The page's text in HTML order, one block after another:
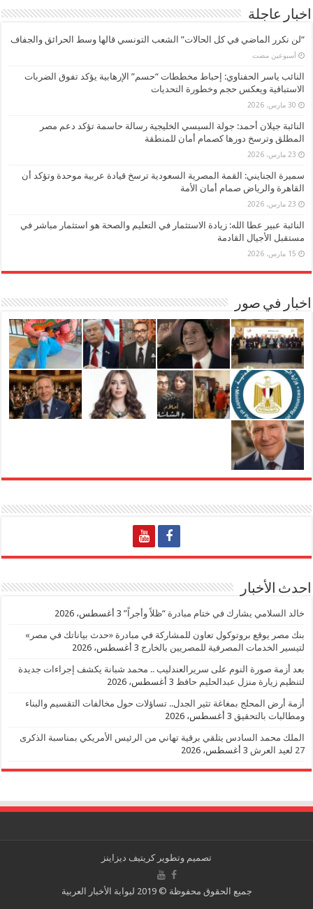
اخبار عاجلة
“لن نكرر الماضي في كل الحالات” الشعب التونسي قالها وسط الحرائق والجفاف
‏أسبوعين مضت
النائب ياسر الحفناوي: إحباط مخططات “حسم” الإرهابية يؤكد تفوق الضربات
الاستباقية ويعكس حجم وخطورة التحديات
30 مارس، 2026
النائبة جيلان أحمد: جولة السيسي الخليجية رسالة حاسمة تؤكد دعم مصر
المطلق وترسخ دورها كصمام أمان للمنطقة
23 مارس، 2026
سميرة الجنايني: القمة المصرية السعودية ترسخ قيادة عربية موحدة وتؤكد أن
القاهرة والرياض صمام أمان الأمة
23 مارس، 2026
النائبة عبير عطا الله: زيادة الاستثمار في التعليم والصحة هو استثمار مباشر في
مستقبل الأجيال القادمة
15 مارس، 2026
اخبار في صور
احدث الأخبار
خالد السلامي يشارك في ختام مبادرة “ظلاً وأجراً” 3 أغسطس، 2026
بنك مصر يوقع بروتوكول تعاون للمشاركة في مبادرة «حدث بياناتك في مصر»
لتيسير الخدمات المصرفية للمصريين بالخارج 3 أغسطس، 2026
بعد أزمة صورة النوم على سريرالعندليب .. محمد شبانة يكشف إجراءات جديدة
لتنظيم زيارة منزل عبدالحليم حافظ 3 أغسطس، 2026
أزمة أرض المحلج بمغاغة تثير الجدل.. تساؤلات حول مخالفات التقسيم والبناء
ومطالبات بالتحقيق 3 أغسطس، 2026
الملك محمد السادس يتلقي برقية تهاني من الرئيس الأمريكي بمناسبة الذكرى
27 لعيد العرش
3 أغسطس، 2026
تصميم وتطويركريتيف ديزاينز
جميع الحقوق محفوظة © 2019 لبوابة الأخبار العربية